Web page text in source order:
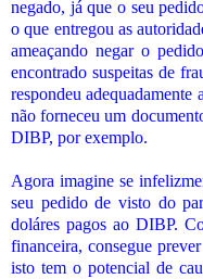
negado, já que o seu
o que entregou as
ameaçando negar o
encontrado suspeitas de
respondeu
não forneceu um
DIBP, por exemplo.
Agora imagine se
seu pedido de visto do
doláres pagos ao DIBP.
financeira, consegue
isto tem o potencial de